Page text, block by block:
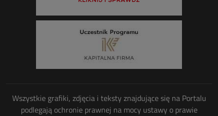
Wszystkie grafiki, zdjęcia i teksty znajdujące się na Portalu
podlegają ochronie prawnej na mocy ustawy o prawie